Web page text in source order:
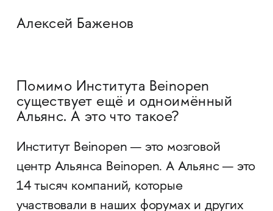
Алексей Баженов
Помимо Института Beinopen
существует ещё и одноимённый
Альянс. А это что такое?
Институт Beinopen — это мозговой
центр Альянса Beinоpen. А Альянс — это
14 тысяч компаний, которые
участвовали в наших форумах и других